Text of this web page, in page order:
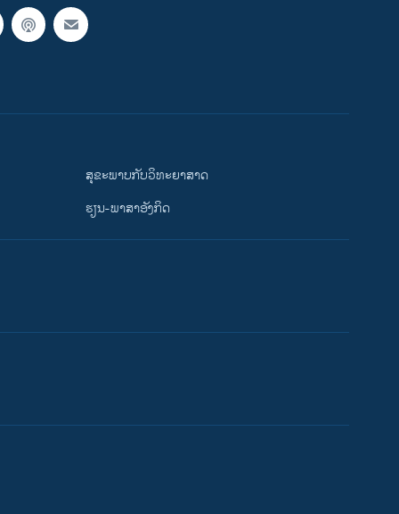
ສຸຂະພາບກັບວິທະຍາສາດ
ຮຽນ-ພາສາອັງກິດ